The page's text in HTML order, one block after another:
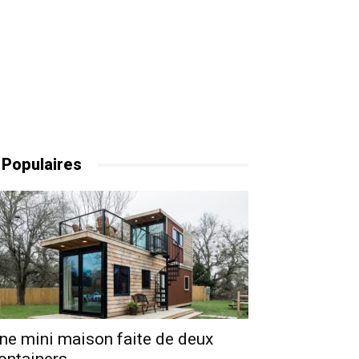
mini maison faite de deux